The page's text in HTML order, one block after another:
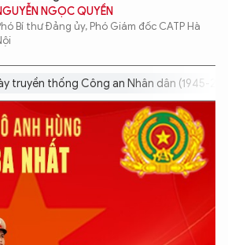
NGỌC QUYỀN
Bí thư Đảng ủy, Phó Giám đốc CATP Hà
an Nhân dân (1945-2025) 80 năm